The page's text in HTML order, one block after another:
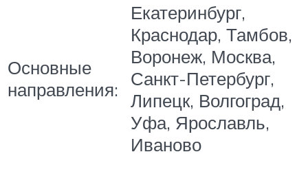
Основные
направления:
Екатеринбург,
Краснодар, Тамбов,
Воронеж, Москва,
Санкт-Петербург,
Липецк, Волгоград,
Уфа, Ярославль,
Иваново